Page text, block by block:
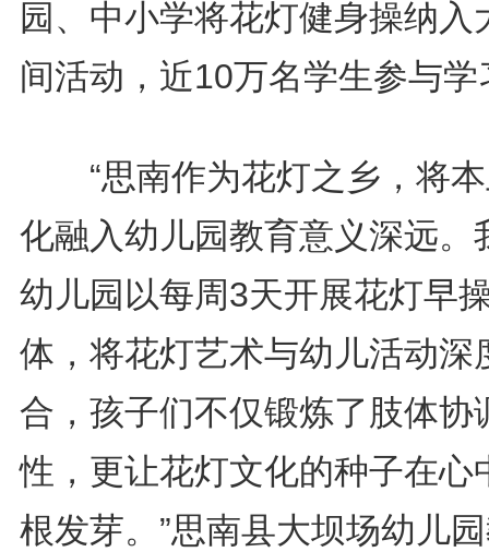
园、中小学将花灯健身操纳入
间活动，近10万名学生参与学
“思南作为花灯之乡，将本
化融入幼儿园教育意义深远。
幼儿园以每周3天开展花灯早
体，将花灯艺术与幼儿活动深
合，孩子们不仅锻炼了肢体协
性，更让花灯文化的种子在心
根发芽。”思南县大坝场幼儿